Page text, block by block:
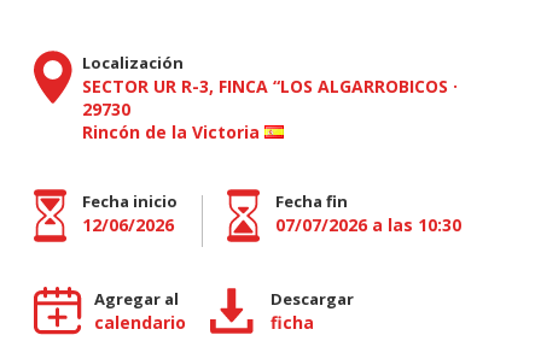
Localización
SECTOR UR R-3, FINCA “LOS ALGARROBICOS ·
29730
Rincón de la Victoria
Fecha inicio
12/06/2026
Fecha fin
07/07/2026 a las 10:30
Agregar al
calendario
Descargar
ficha